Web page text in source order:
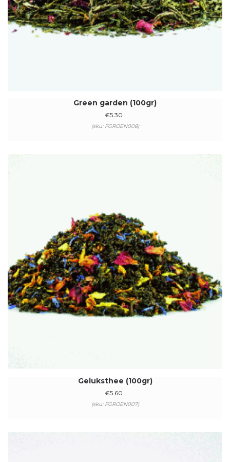
Green garden (100gr)
€5.30
(sku: FGROEN008)
Geluksthee (100gr)
€5.60
(sku: FGROEN007)